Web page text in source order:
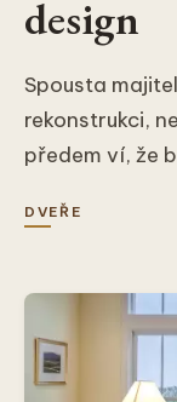
design
Spousta
rekonstrukci,
předem ví, že
DVEŘE